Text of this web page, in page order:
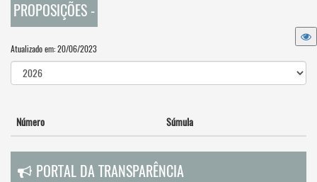
PROPOSIÇÕES -
Atualizado em: 20/06/2023
Número Súmula
PORTAL DA TRANSPARÊNCIA